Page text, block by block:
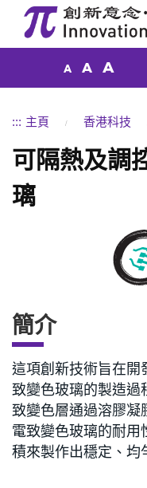
A A A
::: 主頁 香港科技
可隔熱及調
璃
簡介
這項創新技術旨在開
致變色玻璃的製造過
致變色層通過溶膠凝
電致變色玻璃的耐用
積來製作出穩定、均